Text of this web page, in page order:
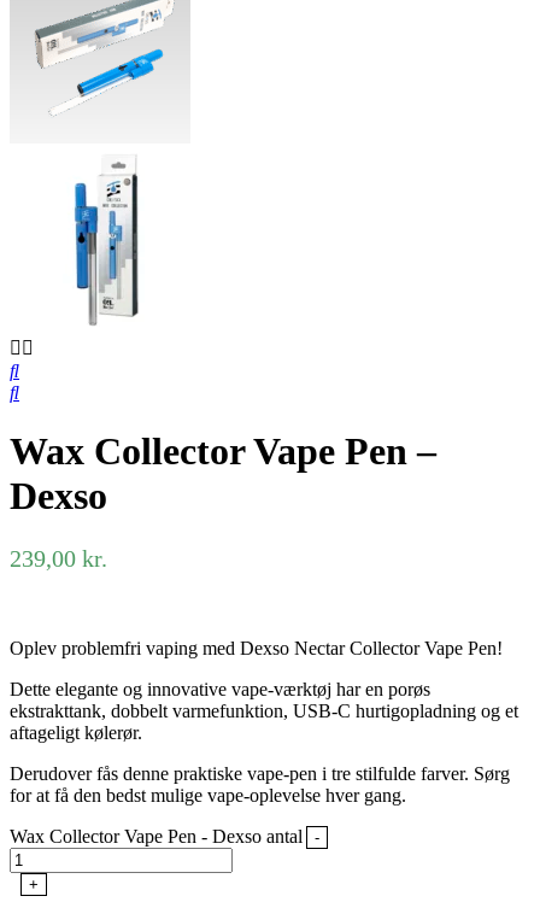
Wax Collector Vape Pen –
Dexso
239,00 kr.
Oplev problemfri vaping med Dexso Nectar Collector Vape Pen!
Dette elegante og innovative vape-værktøj har en porøs
ekstrakttank, dobbelt varmefunktion, USB-C hurtigopladning og et
aftageligt kølerør.
Derudover fås denne praktiske vape-pen i tre stilfulde farver. Sørg
for at få den bedst mulige vape-oplevelse hver gang.
Wax Collector Vape Pen - Dexso antal
-
+